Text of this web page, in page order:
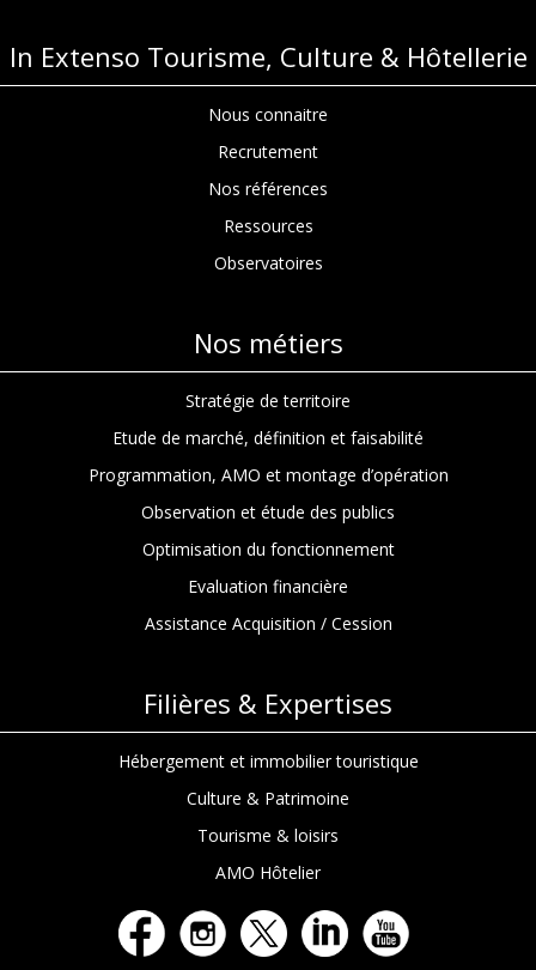
In Extenso Tourisme, Culture & Hôtellerie
Nous connaitre
Recrutement
Nos références
Ressources
Observatoires
Nos métiers
Stratégie de territoire
Etude de marché, définition et faisabilité
Programmation, AMO et montage d’opération
Observation et étude des publics
Optimisation du fonctionnement
Evaluation financière
Assistance Acquisition / Cession
Filières & Expertises
Hébergement et immobilier touristique
Culture & Patrimoine
Tourisme & loisirs
AMO Hôtelier